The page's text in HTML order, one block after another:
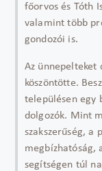
főorvos és Tóth
valamint több
gondozói is.
Az ünnepelteket
köszöntötte.
településen egy
dolgozók. Mint
szakszerűség, a
megbízhatóság,
segítségen túl